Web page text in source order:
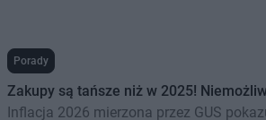
Porady
Zakupy są tańsze niż w 2025!
Inflacja 2026 mierzona przez GUS